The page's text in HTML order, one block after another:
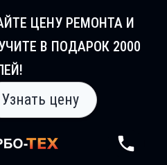
ЦЕНУ РЕМОНТА И
В ПОДАРОК 2000
Узнать цену